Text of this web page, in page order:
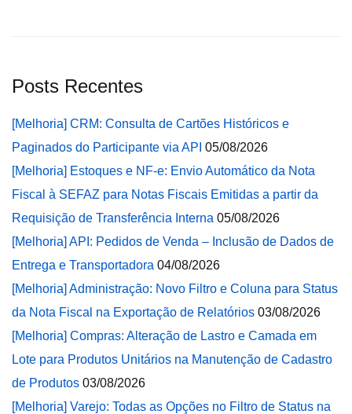
Posts Recentes
[Melhoria] CRM: Consulta de Cartões Históricos e
Paginados do Participante via API 05/08/2026
[Melhoria] Estoques e NF-e: Envio Automático da Nota
Fiscal à SEFAZ para Notas Fiscais Emitidas a partir da
Requisição de Transferência Interna 05/08/2026
[Melhoria] API: Pedidos de Venda – Inclusão de Dados de
Entrega e Transportadora 04/08/2026
[Melhoria] Administração: Novo Filtro e Coluna para Status
da Nota Fiscal na Exportação de Relatórios 03/08/2026
[Melhoria] Compras: Alteração de Lastro e Camada em
Lote para Produtos Unitários na Manutenção de Cadastro
de Produtos 03/08/2026
[Melhoria] Varejo: Todas as Opções no Filtro de Status na